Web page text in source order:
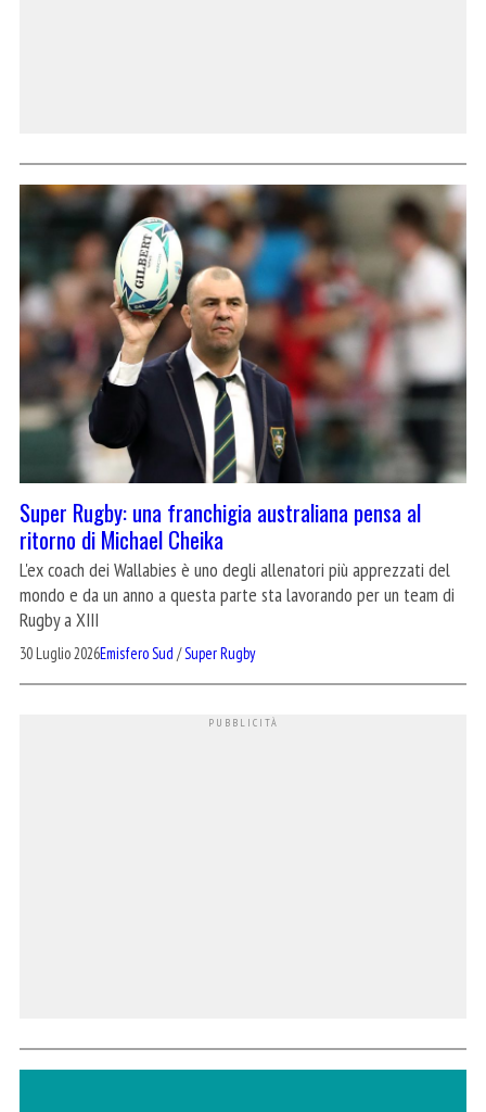
Super Rugby: una franchigia australiana pensa al
ritorno di Michael Cheika
L'ex coach dei Wallabies è uno degli allenatori più apprezzati del
mondo e da un anno a questa parte sta lavorando per un team di
Rugby a XIII
30 Luglio 2026Emisfero Sud /Super Rugby